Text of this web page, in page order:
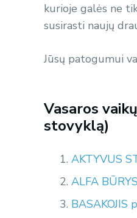
kurioje galės ne
susirasti naujų
Jūsų patogumui
Vasaros
stovyklą)
AKTYVUS
ALFA
BASAKOJIS